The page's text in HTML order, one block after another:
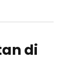
di